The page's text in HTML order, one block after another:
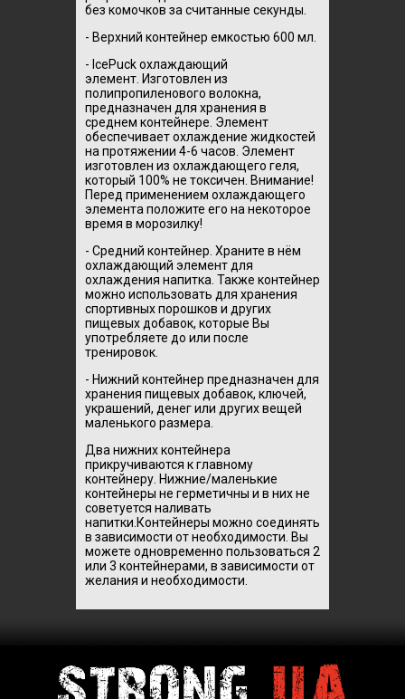
без комочков за считанные секунды.
- Верхний контейнер емкостью 600 мл.
- IcePuck охлаждающий
элемент. Изготовлен из
полипропиленового волокна,
предназначен для хранения в
среднем контейнере. Элемент
обеспечивает охлаждение жидкостей
на протяжении 4-6 часов. Элемент
изготовлен из охлаждающего геля,
который 100% не токсичен. Внимание!
Перед применением охлаждающего
элемента положите его на некоторое
время в морозилку!
- Средний контейнер. Храните в нём
охлаждающий элемент для
охлаждения напитка. Также контейнер
можно использовать для хранения
спортивных порошков и других
пищевых добавок, которые Вы
употребляете до или после
тренировок.
- Нижний контейнер предназначен для
хранения пищевых добавок, ключей,
украшений, денег или других вещей
маленького размера.
Два нижних контейнера
прикручиваются к главному
контейнеру. Нижние/маленькие
контейнеры не герметичны и в них не
советуется наливать
напитки.Контейнеры можно соединять
в зависимости от необходимости. Вы
можете одновременно пользоваться 2
или 3 контейнерами, в зависимости от
желания и необходимости.